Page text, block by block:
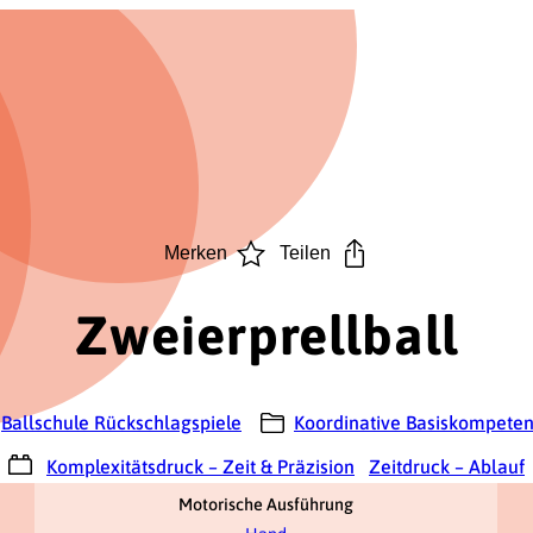
Merken Teilen
Zweierprellball
Ballschule Rückschlagspiele Koordinative
Komplexitätsdruck – Zeit & Präzision Zeitdruck – Ablauf
Motorische Ausführung